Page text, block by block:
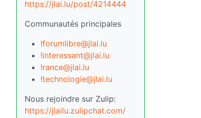
https://jlai.lu/post/4214444
Communautés principales
!forumlibre@jlai.lu
!interessant@jlai.lu
!rance@jlai.lu
!technologie@jlai.lu
Nous rejoindre sur Zulip:
https://jlailu.zulipchat.com/